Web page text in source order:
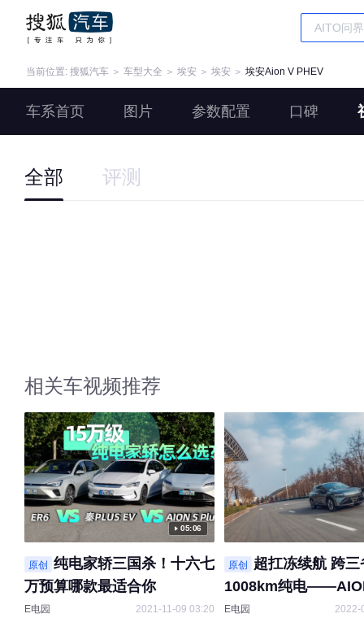
当前位置: 搜狐汽车 ＞ 车型大全 ＞ 埃安 ＞ 埃安 ＞ 埃安Aion V PHEV
车系首页 图片 参数配置 口碑
全部 评测
相关车视频推荐
05:06
原创
纯电家轿三国杀！十六七
万预算哪款最适合你
E电园 2021-11-09 03:20
原创
超扛冻续航 跨三
1008km纯电
Plus千里泰山观日出
E电园 2022-